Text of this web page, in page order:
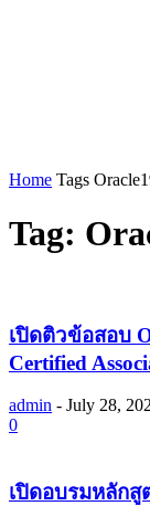
Home Tags
Tag:
เปิดติวข้อสอบ
Certified
admin - July 28,
0
เปิดอบรมหลักสู